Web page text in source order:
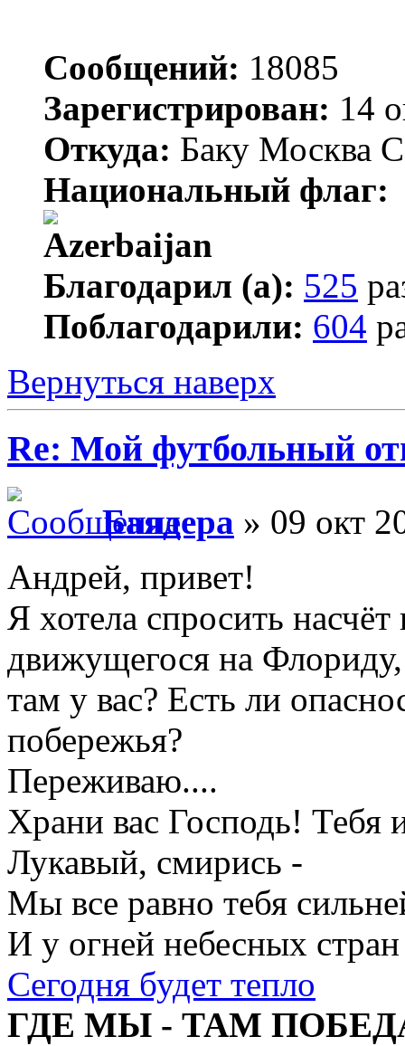
Сообщений: 18085
Зарегистрирован: 14
Откуда: Баку Москва
Национальный флаг:
Благодарил (а): 525
Поблагодарили: 604
Вернуться наверх
Re: Мой футбольный
Баядера » 09 окт
Андрей, привет!
Я хотела спросить
движущегося на
там у вас? Есть ли
побережья?
Переживаю....
Храни вас Господь! Тебя
Лукавый, смирись -
Мы все равно тебя
И у огней небесных стран
Сегодня будет тепло
ГДЕ МЫ - ТАМ